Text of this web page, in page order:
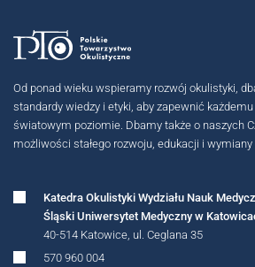
Od ponad wieku wspieramy rozwój okulistyki,
standardy wiedzy i etyki, aby zapewnić
światowym poziomie. Dbamy także o naszych
możliwości stałego rozwoju, edukacji i
Katedra Okulistyki Wydziału Nauk
Śląski Uniwersytet Medyczny w
40-514 Katowice, ul. Ceglana 35
570 960 004